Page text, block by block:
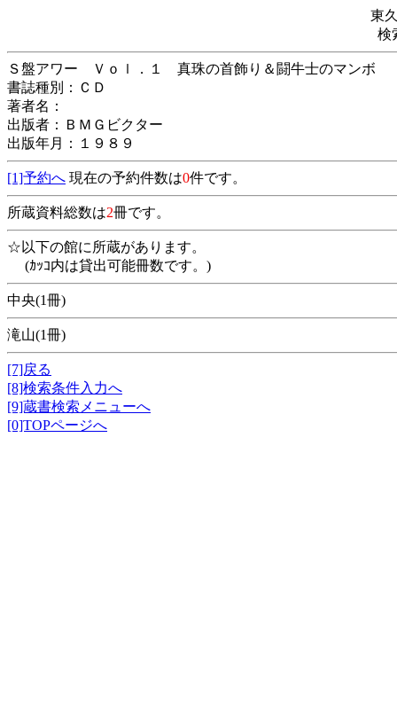
東
検
Ｓ盤アワー Ｖｏｌ．１ 真珠の首飾り＆
書誌種別：ＣＤ
著者名：
出版者：ＢＭＧビクター
出版年月：１９８９
[1]予約へ 現在の予約件数は0件です。
所蔵資料総数は2冊です。
☆以下の館に所蔵があります。
(ｶｯｺ内は貸出可能冊数です。)
中央(1冊)
滝山(1冊)
[7]戻る
[8]検索条件入力へ
[9]蔵書検索メニューへ
[0]TOPページへ